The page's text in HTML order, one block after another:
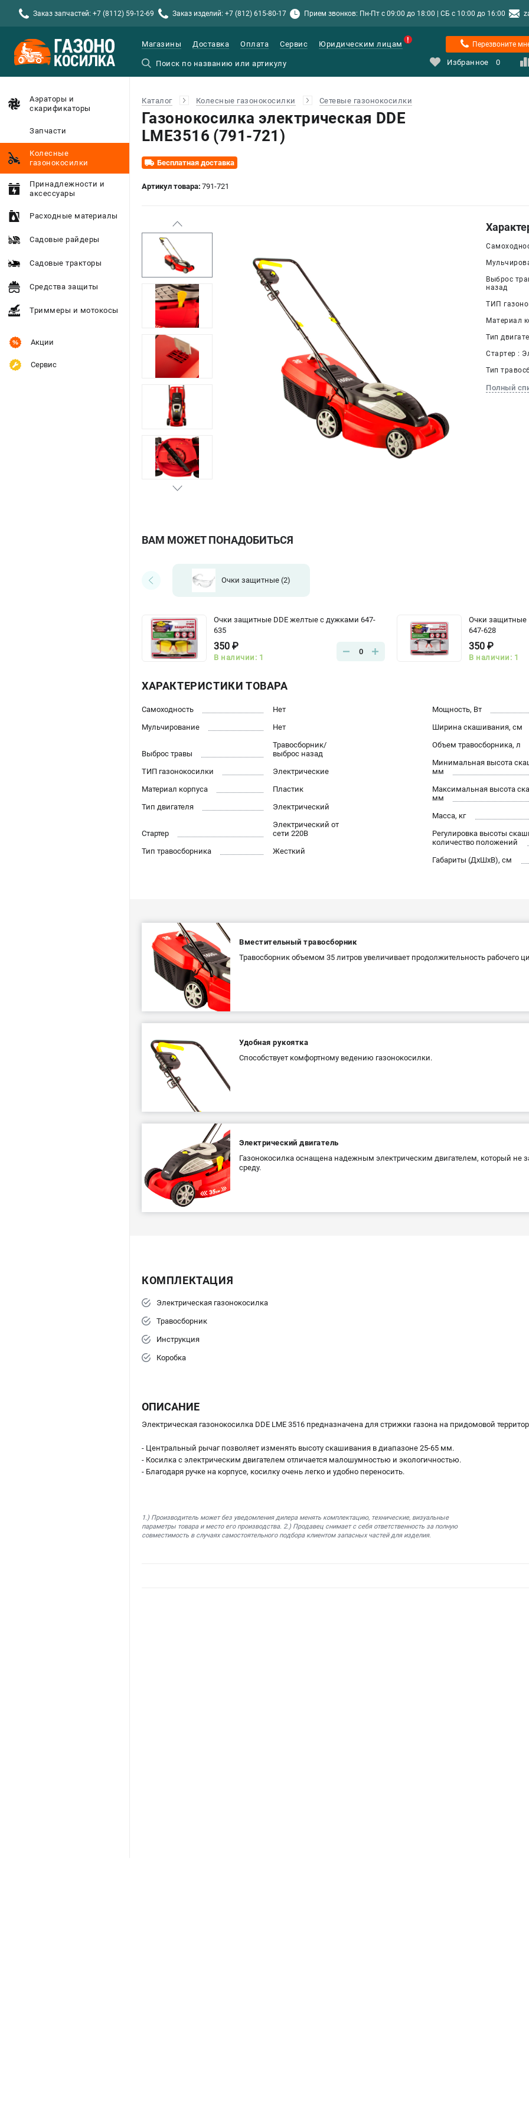
Заказ запчастей: +7 (8112) 59-12-69 Заказ изделий: +7 (812) 615-80-17 Прием звонков: Пн-Пт с 09:00 до 18:00 | СБ с 10:00 до 16:00
Магазины Доставка Оплата Сервис Юридическим лицам Перезвоните
Избранное 0
Аэраторы и
скарификаторы
Запчасти
Колесные
газонокосилки
Принадлежности и
аксессуары
Расходные материалы
Садовые райдеры
Садовые тракторы
Средства защиты
Триммеры и мотокосы
Акции
Сервис
Каталог Колесные газонокосилки Сетевые газонокосилки
Газонокосилка электрическая DDE
LME3516 (791-721)
Бесплатная доставка
Артикул товара: 791-721
Выброс
назад
ТИП
Материал
Тип
Стартер :
Тип
Полный
ВАМ МОЖЕТ ПОНАДОБИТЬСЯ
Очки защитные (2)
Очки защитные DDE желтые с дужками 647-
635
350 ₽
В наличии: 1
0
Очки защитные
647-628
350 ₽
В наличии: 1
ХАРАКТЕРИСТИКИ ТОВАРА
Самоходность
Нет
Мульчирование
Нет
Выброс травы
Травосборник/
выброс назад
ТИП газонокосилки
Электрические
Материал корпуса
Пластик
Тип двигателя
Электрический
Стартер
Электрический от
сети 220В
Тип травосборника
Жесткий
Мощность, Вт
Ширина скашивания, см
Объем травосборника, л
Минимальная высота
мм
Максимальная высота
мм
Масса, кг
Регулировка высоты
количество положений
Габариты (ДхШхВ), см
Вместительный травосборник
Травосборник объемом 35 литров увеличивает продолжительность рабочего
Удобная рукоятка
Способствует комфортному ведению газонокосилки.
Электрический двигатель
Газонокосилка оснащена надежным электрическим двигателем, который не
среду.
КОМПЛЕКТАЦИЯ
Электрическая газонокосилка
Травосборник
Инструкция
Коробка
ОПИСАНИЕ
Электрическая газонокосилка DDE LME 3516 предназначена для стрижки газона на придомовой
- Центральный рычаг позволяет изменять высоту скашивания в диапазоне 25-65 мм.
- Косилка с электрическим двигателем отличается малошумностью и экологичностью.
- Благодаря ручке на корпусе, косилку очень легко и удобно переносить.
1.) Производитель может без уведомления дилера менять комплектацию, технические, визуальные
параметры товара и место его производства. 2.) Продавец снимает с себя ответственность за полную
совместимость в случаях самостоятельного подбора клиентом запасных частей для изделия.